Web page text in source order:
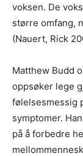
voksen. De
større omfang,
(Nauert, Rick
Matthew Budd
oppsøker lege
følelsesmessig
symptomer.
på å forbedre